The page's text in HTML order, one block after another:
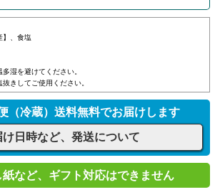
】、食塩
湿を避けてください。
きしてご使用ください。
（冷蔵）送料無料でお届けします
け日時など、発送について
など、ギフト対応はできません